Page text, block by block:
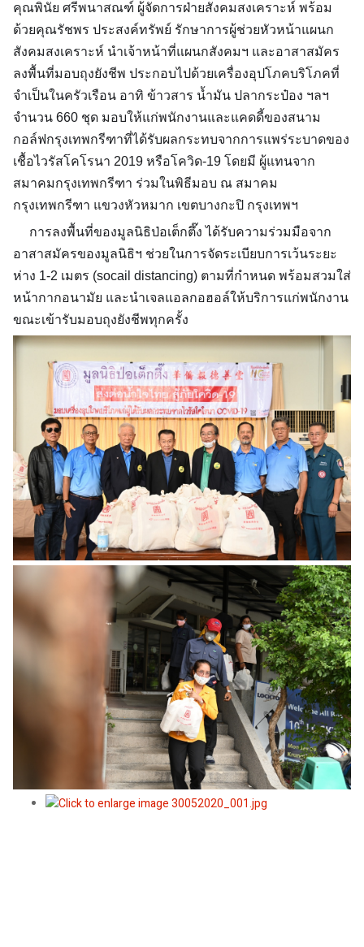
คุณพินัย ศรีพนาสณฑ์ ผู้จัดการฝ่ายสังคมสงเคราะห์ พร้อม
ด้วยคุณรัชพร ประสงค์ทรัพย์ รักษาการผู้ช่วยหัวหน้าแผนก
สังคมสงเคราะห์ นำเจ้าหน้าที่แผนกสังคมฯ และอาสาสมัคร
ลงพื้นที่มอบถุงยังชีพ ประกอบไปด้วยเครื่องอุปโภคบริโภคที่
จำเป็นในครัวเรือน อาทิ ข้าวสาร น้ำมัน ปลากระป๋อง ฯลฯ
จำนวน 660 ชุด มอบให้แก่พนักงานและแคดดี้ของสนาม
กอล์ฟกรุงเทพกรีฑาที่ได้รับผลกระทบจากการแพร่ระบาดของ
เชื้อไวรัสโคโรนา 2019 หรือโควิด-19 โดยมี ผู้แทนจาก
สมาคมกรุงเทพกรีฑา ร่วมในพิธีมอบ ณ สมาคม
กรุงเทพกรีฑา แขวงหัวหมาก เขตบางกะปิ กรุงเทพฯ
การลงพื้นที่ของมูลนิธิป่อเต็กตึ๊ง ได้รับความร่วมมือจาก
อาสาสมัครของมูลนิธิฯ ช่วยในการจัดระเบียบการเว้นระยะ
ห่าง 1-2 เมตร (socail distancing) ตามที่กำหนด พร้อมสวมใส่
หน้ากากอนามัย และนำเจลแอลกอฮอล์ให้บริการแก่พนักงาน
ขณะเข้ารับมอบถุงยังชีพทุกครั้ง